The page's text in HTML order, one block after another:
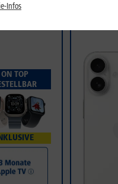
ON TOP
Infos